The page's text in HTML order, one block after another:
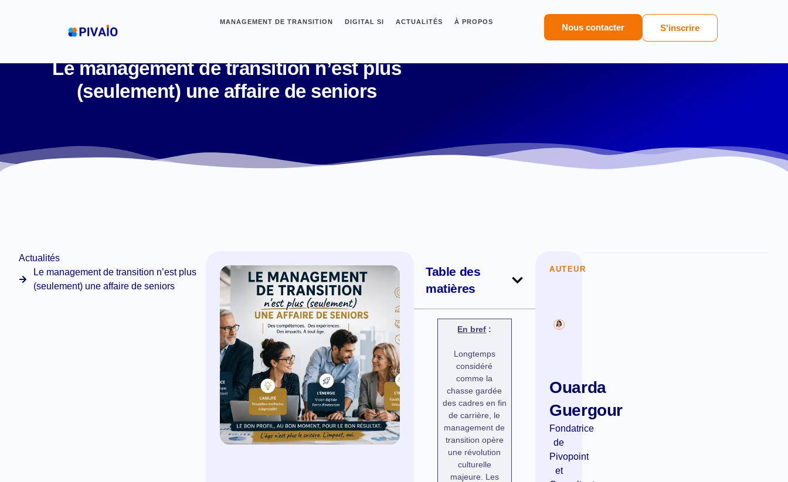
MANAGEMENT DE TRANSITION DIGITAL SI ACTUALITÉS À PROPOS
Nous contacter S'inscrire
Le management de transition n’est plus
(seulement) une affaire de seniors
Actualités
Le management de transition n’est plus
(seulement) une affaire de seniors
Table des
matières
En bref :
Longtemps
considéré
comme la
chasse gardée
des cadres en fin
de carrière, le
management de
transition opère
une révolution
culturelle
majeure. Les
AUTEUR
Ouarda
Guergour
Fondatrice
de
Pivopoint
et